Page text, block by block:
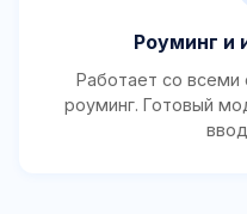
Роуминг и
Работает со
роуминг. Готовый